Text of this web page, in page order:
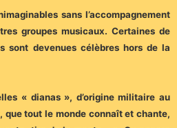
sans l’accompagnement
groupes musicaux. Certaines de
sont devenues célèbres hors de la
« dianas », d’origine militaire au
tout le monde connaît et chante,